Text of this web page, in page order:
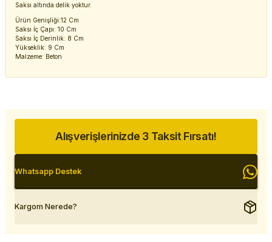
Saksı altında delik yoktur.
Ürün Genişliği:12 Cm
Saksı İç Çapı: 10 Cm
Saksı İç Derinlik: 8 Cm
Yükseklik: 9 Cm
Malzeme: Beton
Alışverişlerinizde 3 Taksit Fırsatı!
Whatsapp Destek
Kargom Nerede?